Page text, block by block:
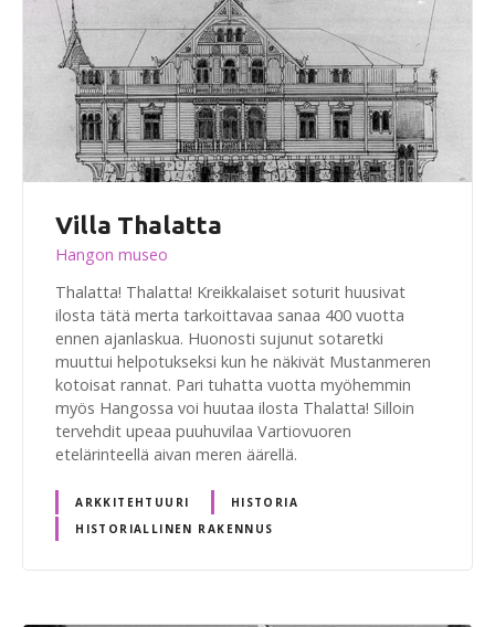
Villa Thalatta
Hangon museo
Thalatta! Thalatta! Kreikkalaiset soturit huusivat
ilosta tätä merta tarkoittavaa sanaa 400 vuotta
ennen ajanlaskua. Huonosti sujunut sotaretki
muuttui helpotukseksi kun he näkivät Mustanmeren
kotoisat rannat. Pari tuhatta vuotta myöhemmin
myös Hangossa voi huutaa ilosta Thalatta! Silloin
tervehdit upeaa puuhuvilaa Vartiovuoren
etelärinteellä aivan meren äärellä.
ARKKITEHTUURI
HISTORIA
HISTORIALLINEN RAKENNUS